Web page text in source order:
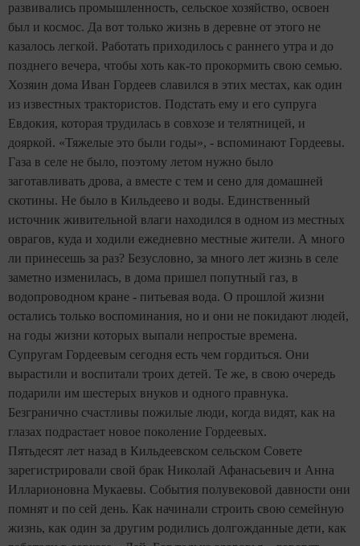
развивались промышленность, сельское хозяйство, освоен
был и космос. Да вот только жизнь в деревне от этого не
казалось легкой. Работать приходилось с раннего утра и до
позднего вечера, чтобы хоть как-то прокормить свою семью.
Хозяин дома Иван Гордеев славился в этих местах, как один
из известных трактористов. Подстать ему и его супруга
Евдокия, которая трудилась в совхозе и телятницей, и
дояркой. «Тяжелые это были годы», - вспоминают Гордеевы.
Газа в селе не было, поэтому летом нужно было
заготавливать дрова, а вместе с тем и сено для домашней
скотины. Не было в Кильдеево и воды. Единственный
источник живительной влаги находился в одном из местных
оврагов, куда и ходили ежедневно местные жители. А много
ли принесешь за раз? Безусловно, за много лет жизнь в селе
заметно изменилась, в дома пришел попутный газ, в
водопроводном кране - питьевая вода. О прошлой жизни
остались только воспоминания, но и они не покидают людей,
на годы жизни которых выпали непростые времена.
Супругам Гордеевым сегодня есть чем гордиться. Они
вырастили и воспитали троих детей. Те же, в свою очередь
подарили им шестерых внуков и одного правнука.
Безгранично счастливы пожилые люди, когда видят, как на
глазах подрастает новое поколение Гордеевых.
Пятьдесят лет назад в Кильдеевском сельском Совете
зарегистрировали свой брак Николай Афанасьевич и Анна
Илларионовна Мукаевы. События полувековой давности они
помнят и по сей день. Как начинали строить свою семейную
жизнь, как один за другим родились долгожданные дети, как